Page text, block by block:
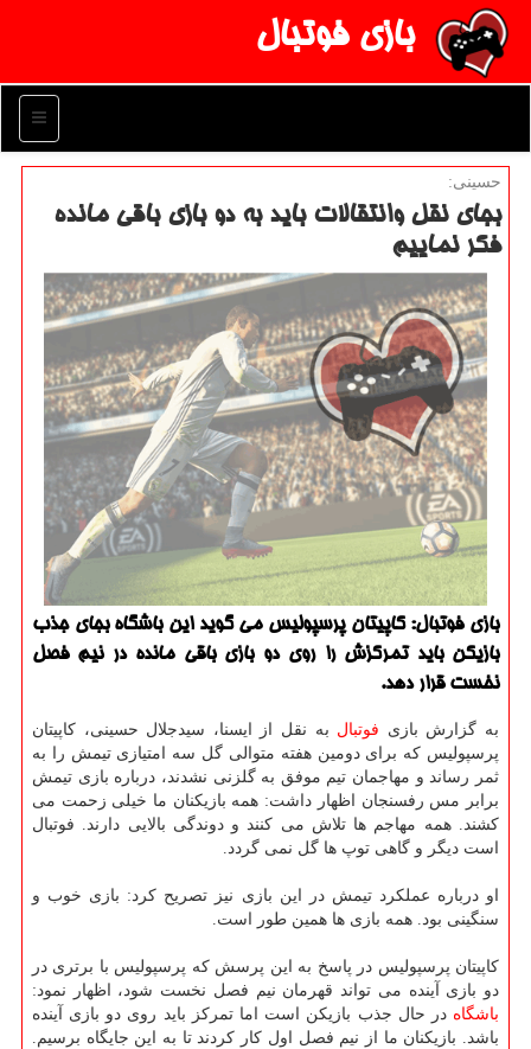
بازی فوتبال
منو
حسینی:
بجای نقل وانتقالات باید به دو بازی باقی مانده
فكر نماییم
بازی فوتبال: کاپیتان پرسپولیس می گوید این باشگاه بجای جذب
بازیکن باید تمرکزش را روی دو بازی باقی مانده در نیم فصل
نخست قرار دهد.
به گزارش بازی فوتبال به نقل از ایسنا، سیدجلال حسینی، کاپیتان
پرسپولیس که برای دومین هفته متوالی گل سه امتیازی تیمش را به
ثمر رساند و مهاجمان تیم موفق به گلزنی نشدند، درباره بازی تیمش
برابر مس رفسنجان اظهار داشت: همه بازیکنان ما خیلی زحمت می
کشند. همه مهاجم ها تلاش می کنند و دوندگی بالایی دارند. فوتبال
است دیگر و گاهی توپ ها گل نمی گردد.
او درباره عملکرد تیمش در این بازی نیز تصریح کرد: بازی خوب و
سنگینی بود. همه بازی ها همین طور است.
کاپیتان پرسپولیس در پاسخ به این پرسش که پرسپولیس با برتری در
دو بازی آینده می تواند قهرمان نیم فصل نخست شود، اظهار نمود:
باشگاه در حال جذب بازیکن است اما تمرکز باید روی دو بازی آینده
باشد. بازیکنان ما از نیم فصل اول کار کردند تا به این جایگاه برسیم.